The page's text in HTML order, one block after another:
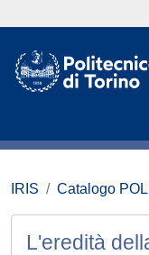
IRIS Catalogo
L'eredità